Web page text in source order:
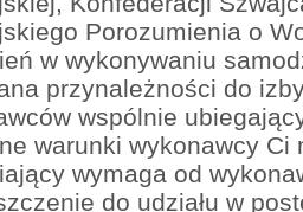
Porozumienia o
w wykonywaniu
przynależności do
wspólnie
warunki wykonawcy Ci
wymaga od
do udziału w